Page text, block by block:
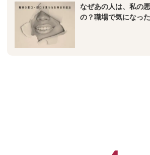
なぜあの人は、私の
の？職場で気になっ